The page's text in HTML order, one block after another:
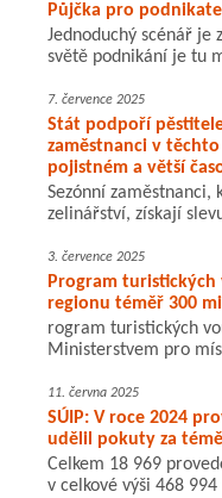
Půjčka pro
Jednoduchý scénář je
světě podnikání je tu
7. července 2025
Stát podpoří
zaměstnanci v
pojistném a větší
Sezónní
zelinářství, získají
3. července 2025
Program turistických
regionu téměř 300
rogram turistických
Ministerstvem pro
11. června 2025
SÚIP: V roce 2024
udělil pokuty za
Celkem 18 969
v celkové výši 468